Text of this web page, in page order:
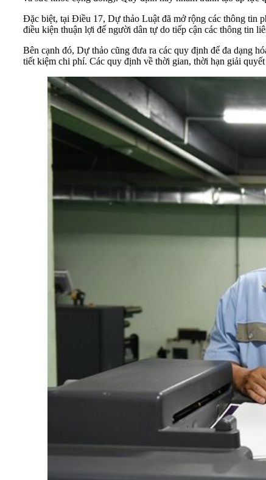
Đặc biệt, tại Điều 17, Dự thảo Luật đã mở rộng các thông tin
điều kiện thuận lợi để người dân tự do tiếp cận các thông tin
Bên cạnh đó, Dự thảo cũng đưa ra các quy định để đa dạng
tiết kiệm chi phí. Các quy định về thời gian, thời hạn giải